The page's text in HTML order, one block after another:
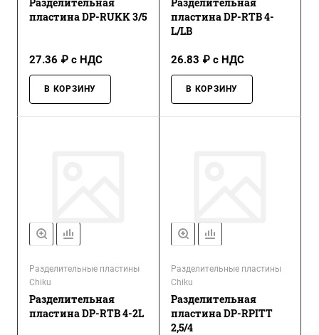
пластина DP-RUKK 3/5
27.36 ₽ с НДС
В КОРЗИНУ
пластина DP-RTB 4-
L/LB
26.83 ₽ с НДС
В КОРЗИНУ
Разделительные пластины
Chiku
Разделительная
пластина DP-RTB 4-2L
Разделительные пластины
Chiku
Разделительная
пластина DP-RPITT
2,5/4